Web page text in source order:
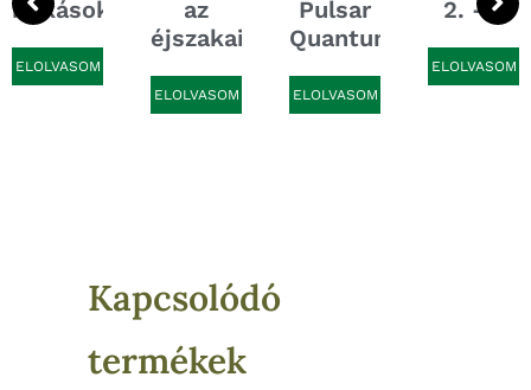
bukások
ELOLVASOM
az
éjszakai...
ELOLVASOM
Pulsar
Quantum...
ELOLVASOM
2. -...
ELOLVASOM
Kapcsolódó
termékek